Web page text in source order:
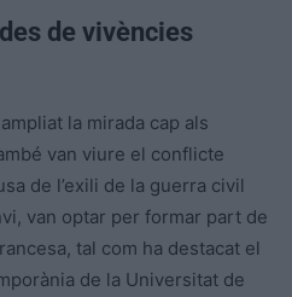
de vivències
la mirada cap als
van viure el conflicte
de l’exili de la guerra civil
van optar per formar part de
tal com ha destacat el
de la Universitat de